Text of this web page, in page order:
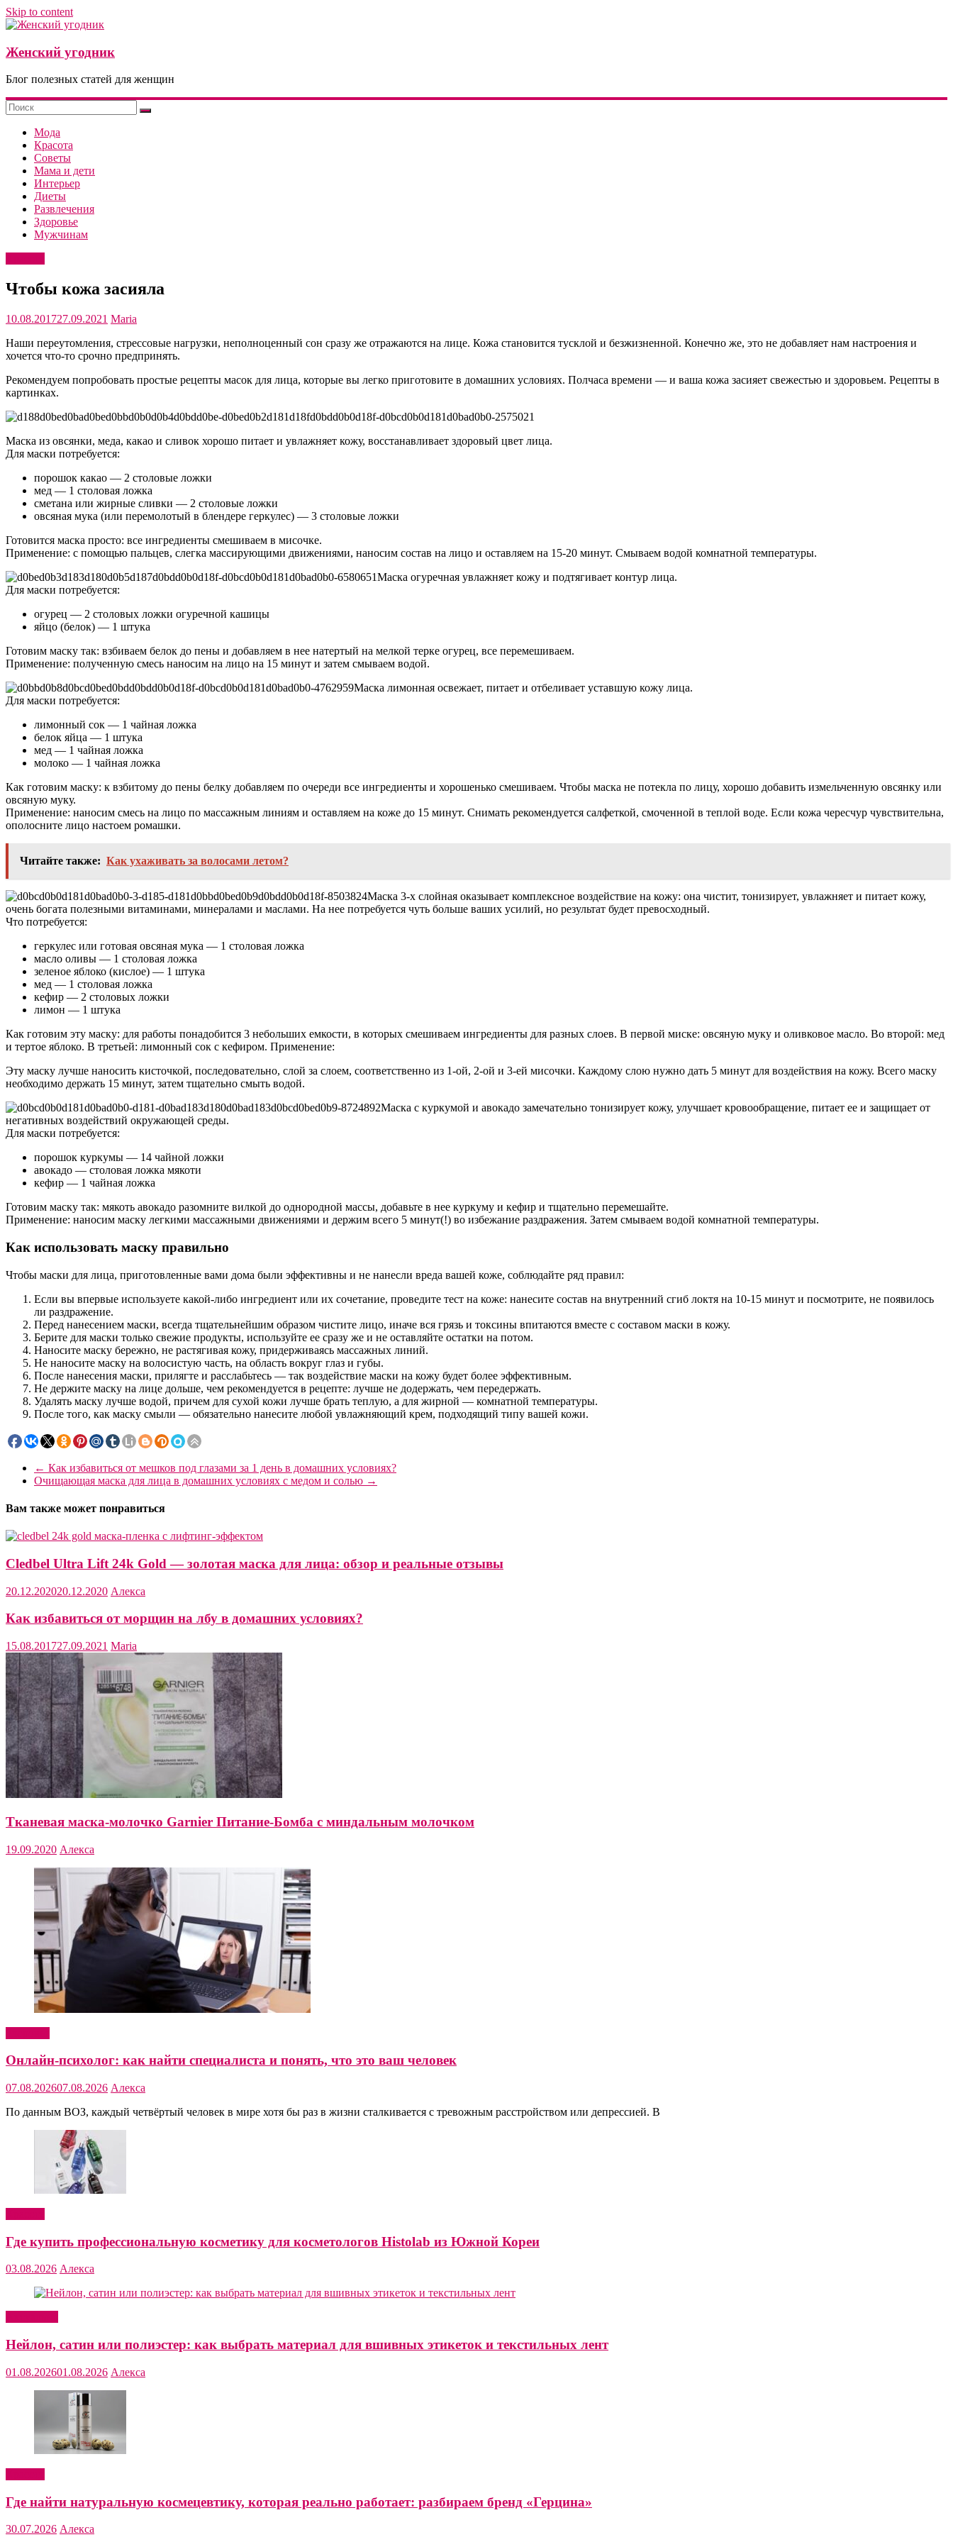
Skip to content
Женский угодник
Блог полезных статей для женщин
Мода
Красота
Советы
Мама и дети
Интерьер
Диеты
Развлечения
Здоровье
Мужчинам
Чтобы кожа засияла
10.08.201727.09.2021 Maria
Наши переутомления, стрессовые нагрузки, неполноценный сон сразу же отражаются на лице. Кожа становится тусклой и безжизненной. Конечно же, это не добавляет нам настроения и
хочется что-то срочно предпринять.
Рекомендуем попробовать простые рецепты масок для лица, которые вы легко приготовите в домашних условиях. Полчаса времени — и ваша кожа засияет свежестью и здоровьем. Рецепты в
картинках.
Маска из овсянки, меда, какао и сливок хорошо питает и увлажняет кожу, восстанавливает здоровый цвет лица.
Для маски потребуется:
порошок какао — 2 столовые ложки
мед — 1 столовая ложка
сметана или жирные сливки — 2 столовые ложки
овсяная мука (или перемолотый в блендере геркулес) — 3 столовые ложки
Готовится маска просто: все ингредиенты смешиваем в мисочке.
Применение: с помощью пальцев, слегка массирующими движениями, наносим состав на лицо и оставляем на 15-20 минут. Смываем водой комнатной температуры.
Маска огуречная увлажняет кожу и подтягивает контур лица.
Для маски потребуется:
огурец — 2 столовых ложки огуречной кашицы
яйцо (белок) — 1 штука
Готовим маску так: взбиваем белок до пены и добавляем в нее натертый на мелкой терке огурец, все перемешиваем.
Применение: полученную смесь наносим на лицо на 15 минут и затем смываем водой.
Маска лимонная освежает, питает и отбеливает уставшую кожу лица.
Для маски потребуется:
лимонный сок — 1 чайная ложка
белок яйца — 1 штука
мед — 1 чайная ложка
молоко — 1 чайная ложка
Как готовим маску: к взбитому до пены белку добавляем по очереди все ингредиенты и хорошенько смешиваем. Чтобы маска не потекла по лицу, хорошо добавить измельченную овсянку или
овсяную муку.
Применение: наносим смесь на лицо по массажным линиям и оставляем на коже до 15 минут. Снимать рекомендуется салфеткой, смоченной в теплой воде. Если кожа чересчур чувствительна,
ополосните лицо настоем ромашки.
Читайте также: Как ухаживать за волосами летом?
Маска 3-х слойная оказывает комплексное воздействие на кожу: она чистит, тонизирует, увлажняет и питает кожу,
очень богата полезными витаминами, минералами и маслами. На нее потребуется чуть больше ваших усилий, но результат будет превосходный.
Что потребуется:
геркулес или готовая овсяная мука — 1 столовая ложка
масло оливы — 1 столовая ложка
зеленое яблоко (кислое) — 1 штука
мед — 1 столовая ложка
кефир — 2 столовых ложки
лимон — 1 штука
Как готовим эту маску: для работы понадобится 3 небольших емкости, в которых смешиваем ингредиенты для разных слоев. В первой миске: овсяную муку и оливковое масло. Во второй: мед
и тертое яблоко. В третьей: лимонный сок с кефиром. Применение:
Эту маску лучше наносить кисточкой, последовательно, слой за слоем, соответственно из 1-ой, 2-ой и 3-ей мисочки. Каждому слою нужно дать 5 минут для воздействия на кожу. Всего маску
необходимо держать 15 минут, затем тщательно смыть водой.
Маска с куркумой и авокадо замечательно тонизирует кожу, улучшает кровообращение, питает ее и защищает от
негативных воздействий окружающей среды.
Для маски потребуется:
порошок куркумы — 14 чайной ложки
авокадо — столовая ложка мякоти
кефир — 1 чайная ложка
Готовим маску так: мякоть авокадо разомните вилкой до однородной массы, добавьте в нее куркуму и кефир и тщательно перемешайте.
Применение: наносим маску легкими массажными движениями и держим всего 5 минут(!) во избежание раздражения. Затем смываем водой комнатной температуры.
Как использовать маску правильно
Чтобы маски для лица, приготовленные вами дома были эффективны и не нанесли вреда вашей коже, соблюдайте ряд правил:
Если вы впервые используете какой-либо ингредиент или их сочетание, проведите тест на коже: нанесите состав на внутренний сгиб локтя на 10-15 минут и посмотрите, не появилось
ли раздражение.
Перед нанесением маски, всегда тщательнейшим образом чистите лицо, иначе вся грязь и токсины впитаются вместе с составом маски в кожу.
Берите для маски только свежие продукты, используйте ее сразу же и не оставляйте остатки на потом.
Наносите маску бережно, не растягивая кожу, придерживаясь массажных линий.
Не наносите маску на волосистую часть, на область вокруг глаз и губы.
После нанесения маски, прилягте и расслабьтесь — так воздействие маски на кожу будет более эффективным.
Не держите маску на лице дольше, чем рекомендуется в рецепте: лучше не додержать, чем передержать.
Удалять маску лучше водой, причем для сухой кожи лучше брать теплую, а для жирной — комнатной температуры.
После того, как маску смыли — обязательно нанесите любой увлажняющий крем, подходящий типу вашей кожи.
← Как избавиться от мешков под глазами за 1 день в домашних условиях?
Очищающая маска для лица в домашних условиях с медом и солью →
Вам также может понравиться
Cledbel Ultra Lift 24k Gold — золотая маска для лица: обзор и реальные отзывы
20.12.202020.12.2020 Алекса
Как избавиться от морщин на лбу в домашних условиях?
15.08.201727.09.2021 Maria
Тканевая маска-молочко Garnier Питание-Бомба с миндальным молочком
19.09.2020 Алекса
Онлайн-психолог: как найти специалиста и понять, что это ваш человек
07.08.202607.08.2026 Алекса
По данным ВОЗ, каждый четвёртый человек в мире хотя бы раз в жизни сталкивается с тревожным расстройством или депрессией. В
Где купить профессиональную косметику для косметологов Histolab из Южной Кореи
03.08.2026 Алекса
Нейлон, сатин или полиэстер: как выбрать материал для вшивных этикеток и текстильных лент
01.08.202601.08.2026 Алекса
Где найти натуральную космецевтику, которая реально работает: разбираем бренд «Герцина»
30.07.2026 Алекса